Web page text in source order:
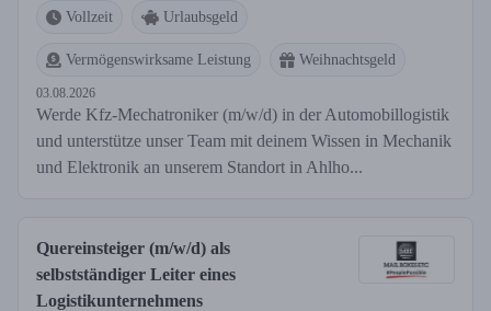
Vollzeit Urlaubsgeld
Vermögenswirksame Leistung Weihnachtsgeld
03.08.2026
Werde Kfz-Mechatroniker (m/w/d) in der Automobillogistik
und unterstütze unser Team mit deinem Wissen in Mechanik
und Elektronik an unserem Standort in Ahlho...
Quereinsteiger (m/w/d) als
selbstständiger Leiter eines
Logistikunternehmens